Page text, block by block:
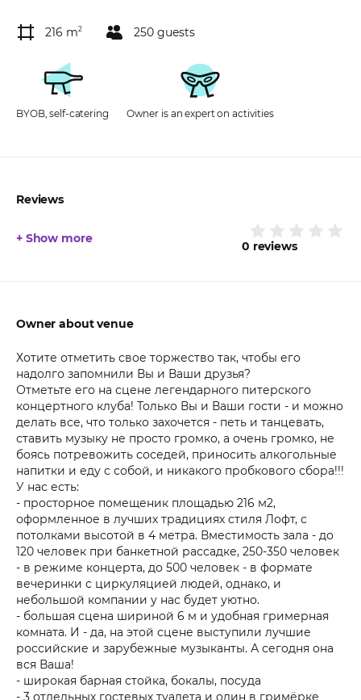
216 m2 250 guests
BYOB, self-catering Owner is an expert on activities
Reviews
0 reviews
+ Show more
Owner about venue
Хотите отметить свое торжество так, чтобы его
надолго запомнили Вы и Ваши друзья?
Отметьте его на сцене легендарного питерского
концертного клуба! Только Вы и Ваши гости - и можно
делать все, что только захочется - петь и танцевать,
ставить музыку не просто громко, а очень громко, не
боясь потревожить соседей, приносить алкогольные
напитки и еду с собой, и никакого пробкового сбора!!!
У нас есть:
- просторное помещеник площадью 216 м2,
оформленное в лучших традициях стиля Лофт, с
потолками высотой в 4 метра. Вместимость зала - до
120 человек при банкетной рассадке, 250-350 человек
- в режиме концерта, до 500 человек - в формате
вечеринки с циркуляцией людей, однако, и
небольшой компании у нас будет уютно.
- большая сцена шириной 6 м и удобная гримерная
комната. И - да, на этой сцене выступили лучшие
российские и зарубежные музыканты. А сегодня она
вся Ваша!
- широкая барная стойка, бокалы, посуда
- 3 отдельных гостевых туалета и один в гримёрке